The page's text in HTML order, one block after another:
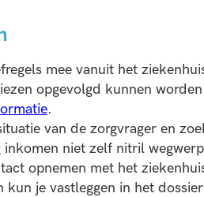
mee vanuit het
opgevolgd kunnen
.
van de zorgvrager en
inkomen niet zelf nitril
opnemen met het
kun je vastleggen in het